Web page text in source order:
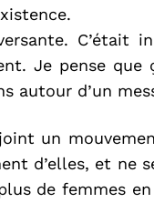
C’était
Je pense que
autour d’un
un
d’elles, et ne
de femmes